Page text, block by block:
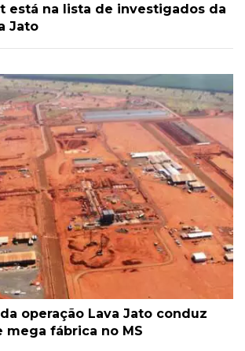
está na lista de investigados da
Jato
operação Lava Jato conduz
mega fábrica no MS